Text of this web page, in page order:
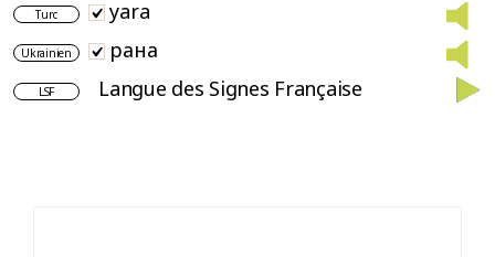
Turc yara
Ukrainien рана
LSF Langue des Signes Française